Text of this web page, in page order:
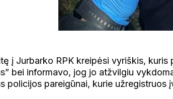
į Jurbarko RPK kreipėsi vyriškis,
bei informavo, jog jo atžvilgiu
policijos pareigūnai, kurie užregistruos